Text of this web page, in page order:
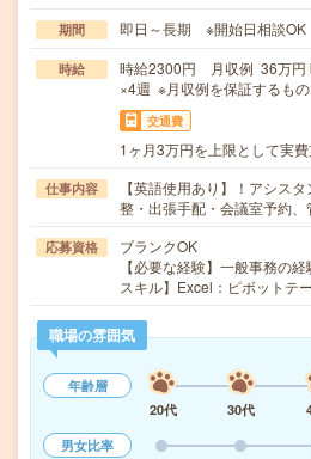
期間 即日～長期 ※開始日相談OK
時給
時給2300円 月収例 36万円
×4週 ※月収例を保証するもの
交通費
1ヶ月3万円を上限として実
仕事内容
【英語使用あり】！アシス
整・出張手配・会議室予約
応募資格
ブランクOK
【必要な経験】一般事務
スキル】Excel：ピボットテ
職場の雰囲気
年齢層
20代
30代
男女比率